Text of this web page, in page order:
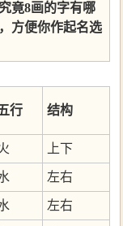
竟8画的字有哪
方便你作起名选
行 结构
上下
左右
左右